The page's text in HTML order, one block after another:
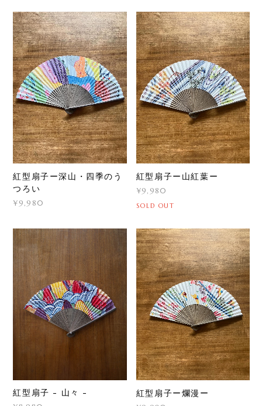
紅型扇子ー深山・四季のう
つろい
¥9,980
紅型扇子ー山紅葉ー
¥9,980
SOLD OUT
紅型扇子 - 山々 - 紅型扇子ー爛漫ー